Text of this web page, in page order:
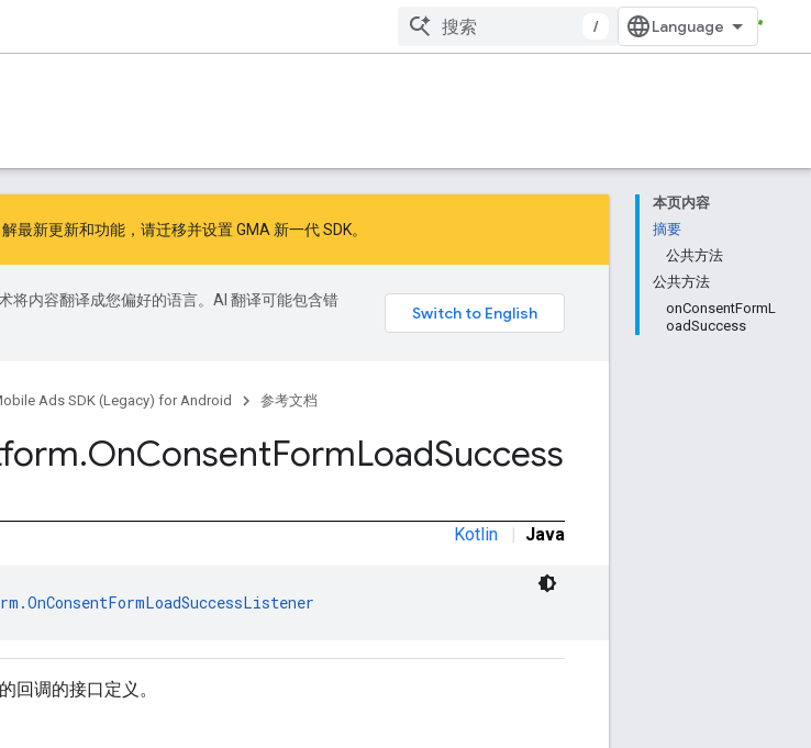
/
本页内容
摘要
公共方法
公共方法
onConsentFormL
oadSuccess
最新更新和功能，请迁移并设置 GMA 新一代 SDK。
将内容翻译成您偏好的语言。AI 翻译可能包含错
Ads SDK (Legacy) for Android 参考文档
.OnConsentFormLoadSuccess
Kotlin | Java
回调的接口定义。